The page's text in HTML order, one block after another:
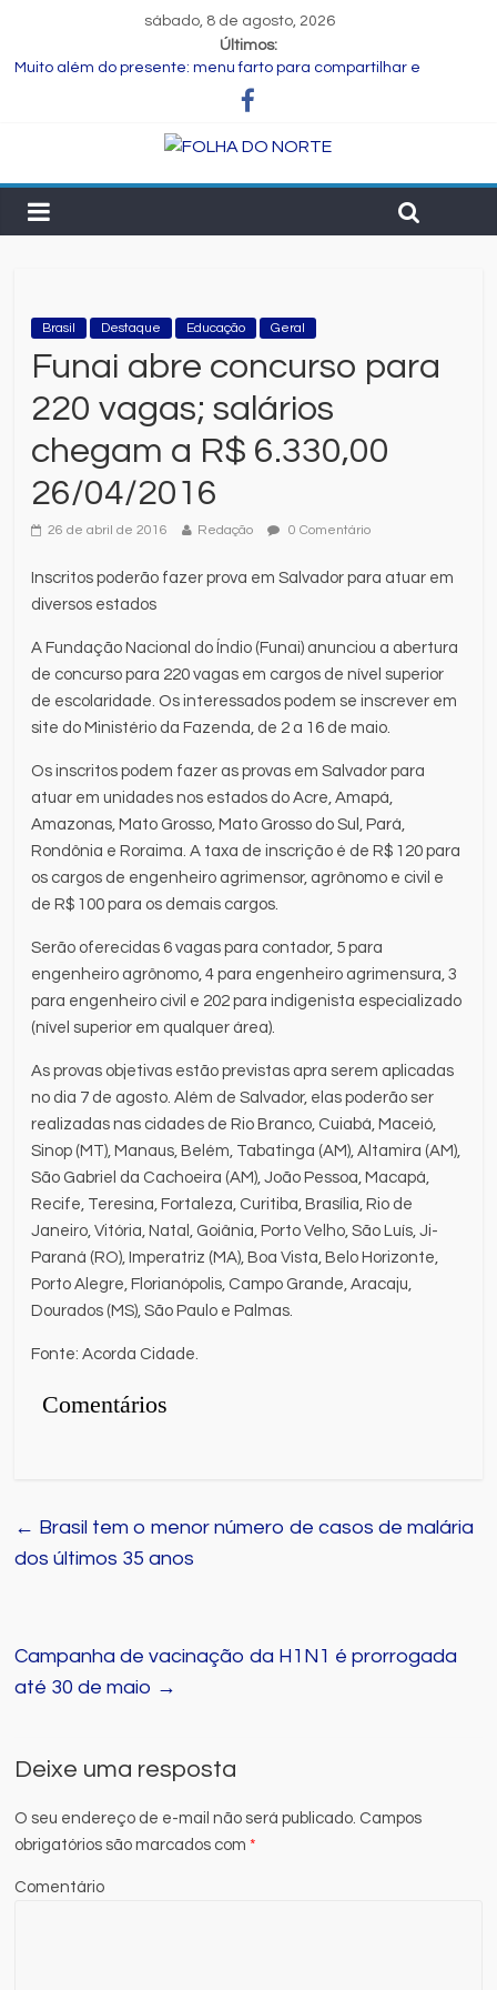
sábado, 8 de agosto, 2026
Últimos:
Muito além do presente: menu farto para compartilhar e
entrevistas com os candidatos ao Governo do Estado
Prefeitura de Feira executa obras de reforma e manutenção
municipalismo baiano
Brasil Destaque Educação Geral
Funai abre concurso para
220 vagas; salários
chegam a R$ 6.330,00
26/04/2016
26 de abril de 2016 Redação 0 Comentário
Inscritos poderão fazer prova em Salvador para atuar em
diversos estados
A Fundação Nacional do Índio (Funai) anunciou a abertura
de concurso para 220 vagas em cargos de nível superior
de escolaridade. Os interessados podem se inscrever em
site do Ministério da Fazenda, de 2 a 16 de maio.
Os inscritos podem fazer as provas em Salvador para
atuar em unidades nos estados do Acre, Amapá,
Amazonas, Mato Grosso, Mato Grosso do Sul, Pará,
Rondônia e Roraima. A taxa de inscrição é de R$ 120 para
os cargos de engenheiro agrimensor, agrônomo e civil e
de R$ 100 para os demais cargos.
Serão oferecidas 6 vagas para contador, 5 para
engenheiro agrônomo, 4 para engenheiro agrimensura, 3
para engenheiro civil e 202 para indigenista especializado
(nível superior em qualquer área).
As provas objetivas estão previstas apra serem aplicadas
no dia 7 de agosto. Além de Salvador, elas poderão ser
realizadas nas cidades de Rio Branco, Cuiabá, Maceió,
Sinop (MT), Manaus, Belém, Tabatinga (AM), Altamira (AM),
São Gabriel da Cachoeira (AM), João Pessoa, Macapá,
Recife, Teresina, Fortaleza, Curitiba, Brasília, Rio de
Janeiro, Vitória, Natal, Goiânia, Porto Velho, São Luís, Ji-
Paraná (RO), Imperatriz (MA), Boa Vista, Belo Horizonte,
Porto Alegre, Florianópolis, Campo Grande, Aracaju,
Dourados (MS), São Paulo e Palmas.
Fonte: Acorda Cidade.
Comentários
← Brasil tem o menor número de casos de malária
dos últimos 35 anos
Campanha de vacinação da H1N1 é prorrogada
até 30 de maio →
Deixe uma resposta
O seu endereço de e-mail não será publicado. Campos
obrigatórios são marcados com*
Comentário